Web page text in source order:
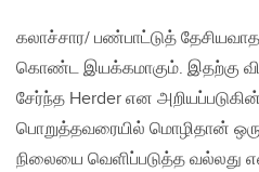
கலாச்சார/ பண்பாட்டுத்
கொண்ட இயக்கமாகும். இதற்கு
சேர்ந்த Herder என
பொறுத்தவரையில் மொழிதான்
நிலையை வெளிப்படுத்த வல்லது